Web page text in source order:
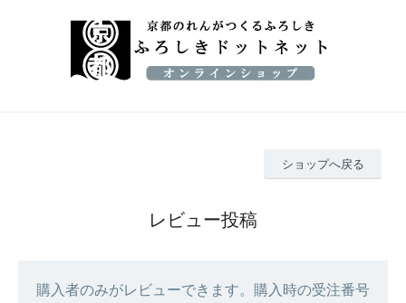
ショップへ戻る
レビュー投稿
購入者のみがレビューできます。購入時の受注番号